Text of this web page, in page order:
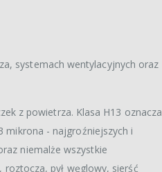
systemach wentylacyjnych oraz
z powietrza. Klasa H13 oznacza
mikrona - najgroźniejszych i
niemalże wszystkie
roztocza, pył węglowy, sierść